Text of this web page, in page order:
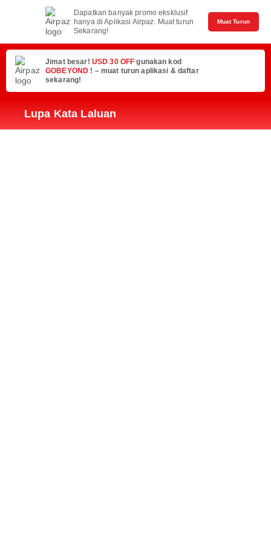
Dapatkan banyak promo eksklusif
hanya di Aplikasi Airpaz. Muat turun
Sekarang!
Muat Turun
Jimat besar! USD 30 OFFgunakan kod
GOBEYOND ! – muat turun aplikasi & daftar
sekarang!
Lupa Kata Laluan